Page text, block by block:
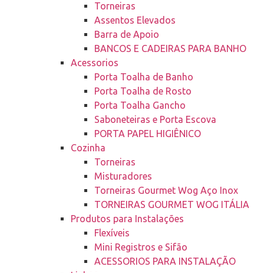
Torneiras
Assentos Elevados
Barra de Apoio
BANCOS E CADEIRAS PARA BANHO
Acessorios
Porta Toalha de Banho
Porta Toalha de Rosto
Porta Toalha Gancho
Saboneteiras e Porta Escova
PORTA PAPEL HIGIÊNICO
Cozinha
Torneiras
Misturadores
Torneiras Gourmet Wog Aço Inox
TORNEIRAS GOURMET WOG ITÁLIA
Produtos para Instalações
Flexíveis
Mini Registros e Sifão
ACESSORIOS PARA INSTALAÇÃO